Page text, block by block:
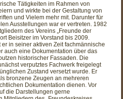
Tätigkeiten im Rahmen von
und wirkte bei der Gestaltung von
und Vielem mehr mit. Darunter für
Ausstellungen war er vertreten. 1982
des Vereins „Freunde der
Beisitzer im Vorstand bis 2009.
in seiner aktiven Zeit fachmännische
auch eine Dokumentation über das
historischer Fassaden. Die
verputztes Fachwerk freigelegt
Zustand versetzt wurde. Er
bronzene Zeugen an mehreren
Dokumentation dienen. Vor
die Darstellungen gerne